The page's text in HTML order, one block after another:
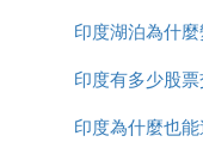
亞塞拜然、亞美
俄羅斯接壤的土
著裏海面對面。
鄰的國家。
印度湖泊為什
印度有多少股
印度為什麼也